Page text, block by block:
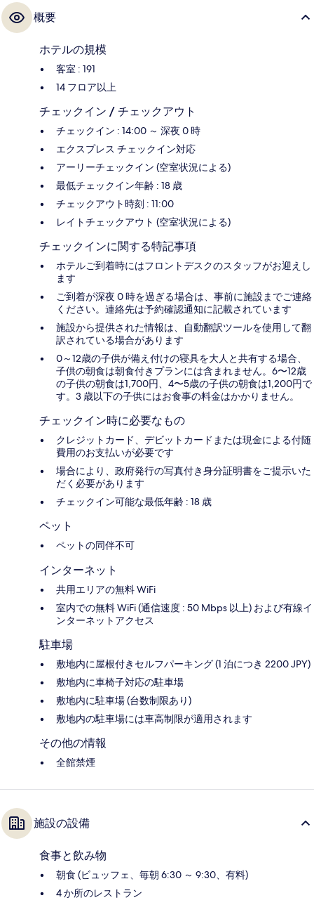
概要
ホテルの規模
客室 : 191
14 フロア以上
チェックイン / チェックアウト
チェックイン : 14:00 ～ 深夜 0 時
エクスプレス チェックイン対応
アーリーチェックイン (空室状況による)
最低チェックイン年齢 : 18 歳
チェックアウト時刻 : 11:00
レイトチェックアウト (空室状況による)
チェックインに関する特記事項
ホテルご到着時にはフロントデスクのスタッフがお迎えし
ます
ご到着が深夜 0 時を過ぎる場合は、事前に施設までご連絡
ください。連絡先は予約確認通知に記載されています
施設から提供された情報は、自動翻訳ツールを使用して翻
訳されている場合があります
0～12歳の子供が備え付けの寝具を大人と共有する場合、
子供の朝食は朝食付きプランには含まれません。6〜12歳
の子供の朝食は1,700円、4〜5歳の子供の朝食は1,200円で
す。3 歳以下の子供にはお食事の料金はかかりません。
チェックイン時に必要なもの
クレジットカード、デビットカードまたは現金による付随
費用のお支払いが必要です
場合により、政府発行の写真付き身分証明書をご提示いた
だく必要があります
チェックイン可能な最低年齢 : 18 歳
ペット
ペットの同伴不可
インターネット
共用エリアの無料 WiFi
室内での無料 WiFi (通信速度 : 50 Mbps 以上) および有線イ
ンターネットアクセス
駐車場
敷地内に屋根付きセルフパーキング (1 泊につき 2200 JPY)
敷地内に車椅子対応の駐車場
敷地内に駐車場 (台数制限あり)
敷地内の駐車場には車高制限が適用されます
その他の情報
全館禁煙
施設の設備
食事と飲み物
朝食 (ビュッフェ、毎朝 6:30 ～ 9:30、有料)
4 か所のレストラン